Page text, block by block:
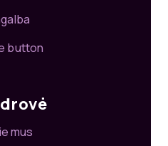
button
mus